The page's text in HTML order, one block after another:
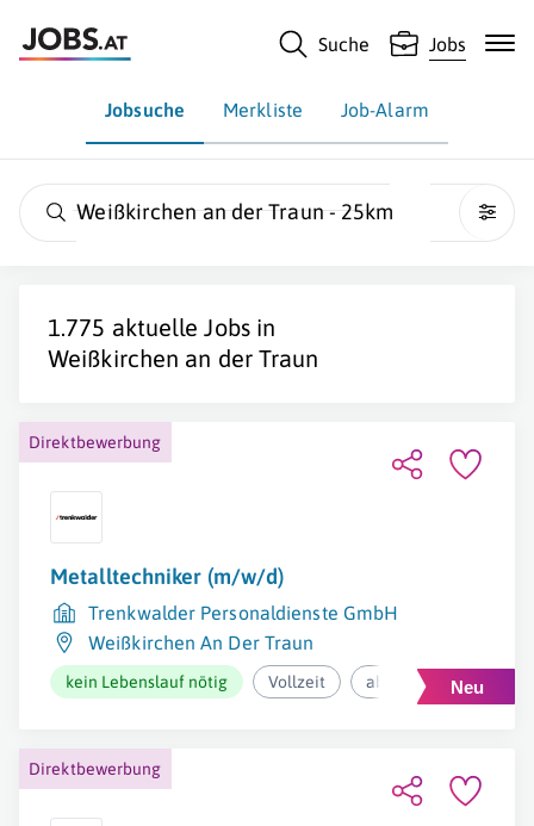
Suche Jobs
Jobsuche Merkliste Job-Alarm
Weißkirchen an der Traun - 25km
1.775 aktuelle Jobs in
Weißkirchen an der Traun
Direktbewerbung
Metalltechniker (m/w/d)
Trenkwalder Personaldienste GmbH
Weißkirchen An Der Traun
kein Lebenslauf nötig Vollzeit ab 3.000€ pro Monat
Direktbewerbung